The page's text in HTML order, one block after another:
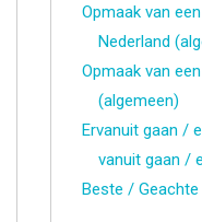
Opmaak van
Nederland
Opmaak van
(algemeen)
Ervanuit gaan /
vanuit gaan /
Beste /